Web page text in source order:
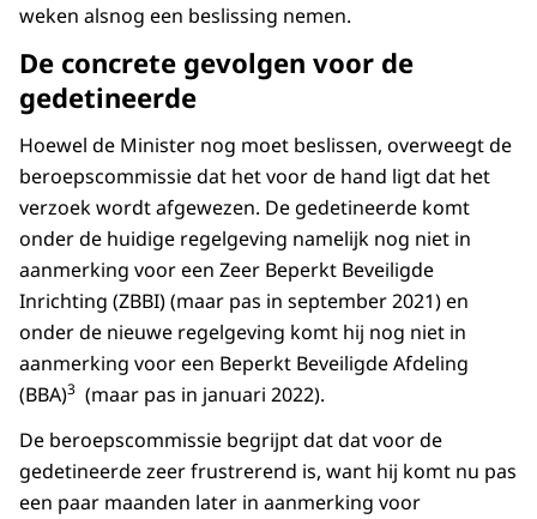
weken alsnog een beslissing nemen.
De concrete gevolgen voor de
gedetineerde
Hoewel de Minister nog moet beslissen, overweegt de
beroepscommissie dat het voor de hand ligt dat het
verzoek wordt afgewezen. De gedetineerde komt
onder de huidige regelgeving namelijk nog niet in
aanmerking voor een Zeer Beperkt Beveiligde
Inrichting (ZBBI) (maar pas in september 2021) en
onder de nieuwe regelgeving komt hij nog niet in
aanmerking voor een Beperkt Beveiligde Afdeling
(BBA)3 (maar pas in januari 2022).
De beroepscommissie begrijpt dat dat voor de
gedetineerde zeer frustrerend is, want hij komt nu pas
een paar maanden later in aanmerking voor